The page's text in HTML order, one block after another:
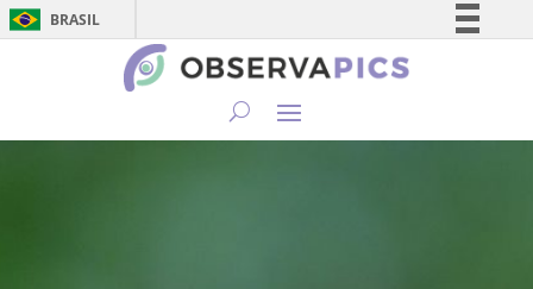
BRASIL
Simplifique!